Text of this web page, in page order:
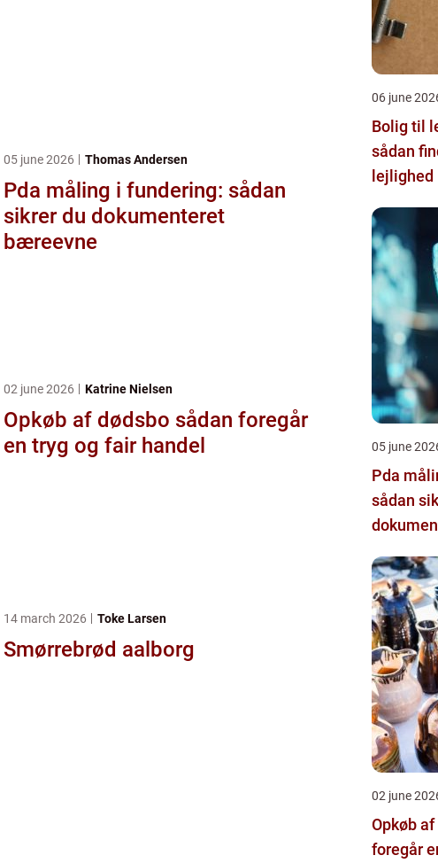
05 june 2026 Thomas Andersen
Pda måling i fundering: sådan
sikrer du dokumenteret
bæreevne
02 june 2026 Katrine Nielsen
Opkøb af dødsbo sådan foregår
en tryg og fair handel
14 march 2026 Toke Larsen
Smørrebrød aalborg
06 june
Bolig til
sådan
lejlighed
05 june
Pda
sådan
02 june
Opkøb af
foregår